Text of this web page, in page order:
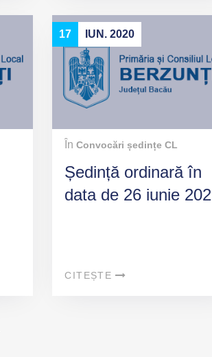
17 IUN. 2020
ÎnConvocări ședințe CL
Ședință ordinară în
data de 26 iunie 202
CITEȘTE